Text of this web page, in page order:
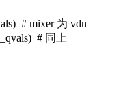
# mixer 为 vdn
# 同上